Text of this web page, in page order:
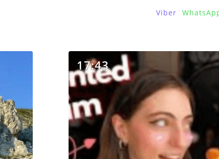
Viber
17:43